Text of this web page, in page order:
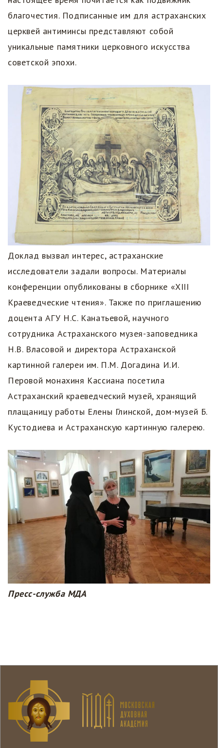
благочестия. Подписанные им для астраханских
церквей антиминсы представляют собой
уникальные памятники церковного искусства
советской эпохи.
Доклад вызвал интерес, астраханские
исследователи задали вопросы. Материалы
конференции опубликованы в сборнике «XIII
Краеведческие чтения». Также по приглашению
доцента АГУ Н.С. Канатьевой, научного
сотрудника Астраханского музея-заповедника
Н.В. Власовой и директора Астраханской
картинной галереи им. П.М. Догадина И.И.
Перовой монахиня Кассиана посетила
Астраханский краеведческий музей, хранящий
плащаницу работы Елены Глинской, дом-музей Б.
Кустодиева и Астраханскую картинную галерею.
Пресс-служба МДА